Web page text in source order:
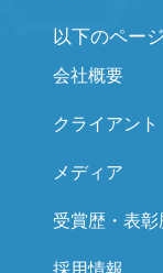
以下のペー
会社概要
クライアント
メディア
受賞歴・表彰